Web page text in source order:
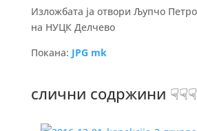
Изложбата ја отвори Љупчо
на НУЦК Делчево
Покана: JPG mk
слични содржини